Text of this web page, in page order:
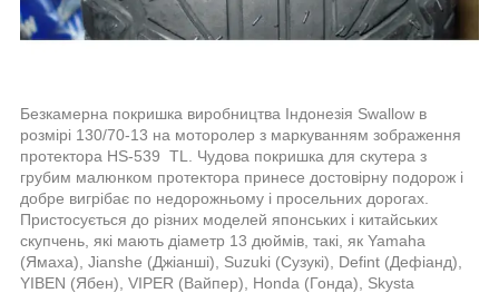
Безкамерна покришка виробництва Індонезія Swallow в
розмірі 130/70-13 на моторолер з маркуванням зображення
протектора HS-539 TL. Чудова покришка для скутера з
грубим малюнком протектора принесе достовірну подорож і
добре вигрібає по недорожньому і просельних дорогах.
Пристосується до різних моделей японських і китайських
скупчень, які мають діаметр 13 дюймів, такі, як Yamaha
(Ямаха), Jianshe (Джіанші), Suzuki (Сузукі), Defint (Дефіанд),
YIBEN (Ябен), VIPER (Вайпер), Honda (Гонда), Skysta